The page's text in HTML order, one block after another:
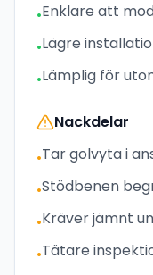
•Enklare att
•Lägre
•Lämplig för
Nackdelar
•Tar golvyta i
•Stödbenen
•Kräver jämnt
•Tätare